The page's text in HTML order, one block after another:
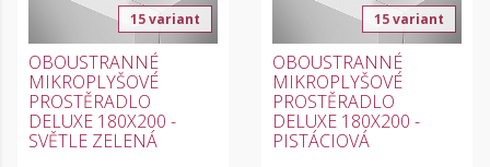
15 variant
OBOUSTRANNÉ
MIKROPLYŠOVÉ
PROSTĚRADLO
DELUXE 180X200 -
SVĚTLE ZELENÁ
15 variant
OBOUSTRANNÉ
MIKROPLYŠOVÉ
PROSTĚRADLO
DELUXE 180X200 -
PISTÁCIOVÁ